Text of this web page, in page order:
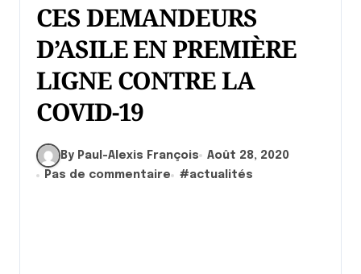
CES DEMANDEURS
D’ASILE EN PREMIÈRE
LIGNE CONTRE LA
COVID-19
By Paul-Alexis François
Août 28, 2020
Pas de commentaire
#actualités